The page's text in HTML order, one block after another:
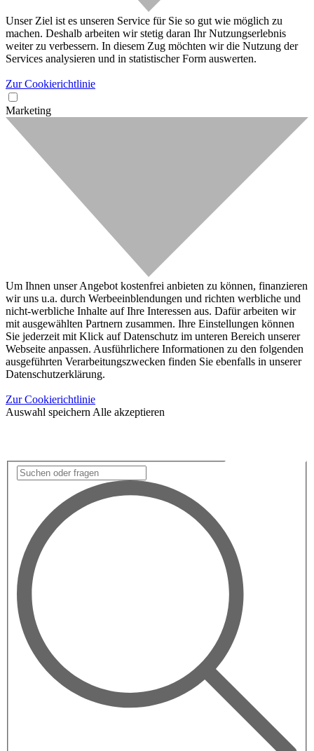
Unser Ziel ist es unseren Service für Sie so gut wie möglich zu
machen. Deshalb arbeiten wir stetig daran Ihr Nutzungserlebnis
weiter zu verbessern. In diesem Zug möchten wir die Nutzung der
Services analysieren und in statistischer Form auswerten.
Zur Cookierichtlinie
Marketing
Um Ihnen unser Angebot kostenfrei anbieten zu können, finanzieren
wir uns u.a. durch Werbeeinblendungen und richten werbliche und
nicht-werbliche Inhalte auf Ihre Interessen aus. Dafür arbeiten wir
mit ausgewählten Partnern zusammen. Ihre Einstellungen können
Sie jederzeit mit Klick auf Datenschutz im unteren Bereich unserer
Webseite anpassen. Ausführlichere Informationen zu den folgenden
ausgeführten Verarbeitungszwecken finden Sie ebenfalls in unserer
Datenschutzerklärung.
Zur Cookierichtlinie
Auswahl speichern Alle akzeptieren